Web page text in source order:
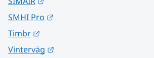
SMHI Pro
Timbr
Vinterväg